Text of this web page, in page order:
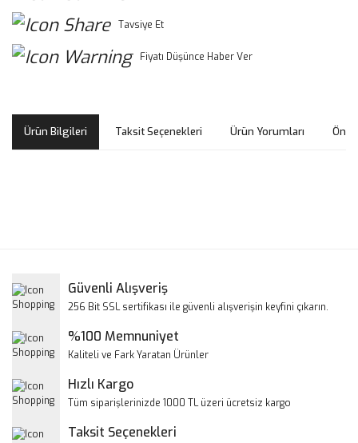
Tavsiye Et
Fiyatı Düşünce Haber Ver
Ürün Bilgileri Taksit Seçenekleri Ürün Yorumları
Yorum Yaz
Ürün resmi kalitesiz, bozuk veya görüntülenemiyor.
Ürün bilgilerinde hatalar bulunuyor.
Bu ürüne benzer farklı alternatifler olmalı.
Güvenli Alışveriş
256 Bit SSL sertifikası ile güvenli alışverişin keyfini çıkarın.
%100 Memnuniyet
Kaliteli ve Fark Yaratan Ürünler
Hızlı Kargo
Tüm siparişlerinizde 1000 TL üzeri ücretsiz kargo
Taksit Seçenekleri